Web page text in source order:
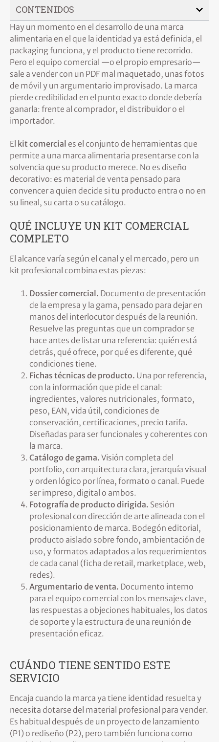
CONTENIDOS
Hay un momento en el desarrollo de una marca
alimentaria en el que la identidad ya está definida, el
packaging funciona, y el producto tiene recorrido.
Pero el equipo comercial —o el propio empresario—
sale a vender con un PDF mal maquetado, unas fotos
de móvil y un argumentario improvisado. La marca
pierde credibilidad en el punto exacto donde debería
ganarla: frente al comprador, el distribuidor o el
importador.
El kit comercial es el conjunto de herramientas que
permite a una marca alimentaria presentarse con la
solvencia que su producto merece. No es diseño
decorativo: es material de venta pensado para
convencer a quien decide si tu producto entra o no en
su lineal, su carta o su catálogo.
QUÉ INCLUYE UN KIT COMERCIAL
COMPLETO
El alcance varía según el canal y el mercado, pero un
kit profesional combina estas piezas:
Dossier comercial. Documento de presentación
de la empresa y la gama, pensado para dejar en
manos del interlocutor después de la reunión.
Resuelve las preguntas que un comprador se
hace antes de listar una referencia: quién está
detrás, qué ofrece, por qué es diferente, qué
condiciones tiene.
Fichas técnicas de producto. Una por referencia,
con la información que pide el canal:
ingredientes, valores nutricionales, formato,
peso, EAN, vida útil, condiciones de
conservación, certificaciones, precio tarifa.
Diseñadas para ser funcionales y coherentes con
la marca.
Catálogo de gama. Visión completa del
portfolio, con arquitectura clara, jerarquía visual
y orden lógico por línea, formato o canal. Puede
ser impreso, digital o ambos.
Fotografía de producto dirigida. Sesión
profesional con dirección de arte alineada con el
posicionamiento de marca. Bodegón editorial,
producto aislado sobre fondo, ambientación de
uso, y formatos adaptados a los requerimientos
de cada canal (ficha de retail, marketplace, web,
redes).
Argumentario de venta. Documento interno
para el equipo comercial con los mensajes clave,
las respuestas a objeciones habituales, los datos
de soporte y la estructura de una reunión de
presentación eficaz.
CUÁNDO TIENE SENTIDO ESTE
SERVICIO
Encaja cuando la marca ya tiene identidad resuelta y
necesita dotarse del material profesional para vender.
Es habitual después de un proyecto de lanzamiento
(P1) o rediseño (P2), pero también funciona como